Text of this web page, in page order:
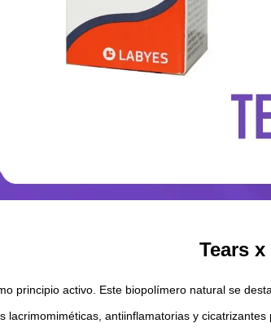
Tears x
principio activo. Este biopolímero natural se
lacrimomiméticas, antiinflamatorias y